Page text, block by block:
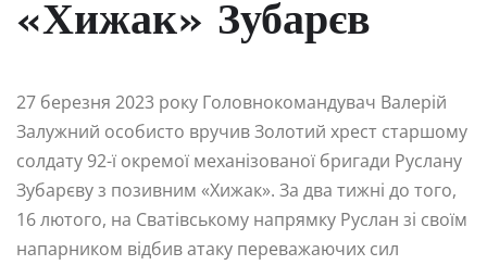
«Хижак» Зубарєв
27 березня 2023 року Головнокомандувач Валерій
Залужний особисто вручив Золотий хрест старшому
солдату 92-ї окремої механізованої бригади Руслану
Зубарєву з позивним «Хижак». За два тижні до того,
16 лютого, на Сватівському напрямку Руслан зі своїм
напарником відбив атаку переважаючих сил